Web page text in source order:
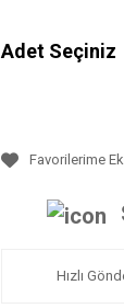
Adet Seçiniz
Hızlı